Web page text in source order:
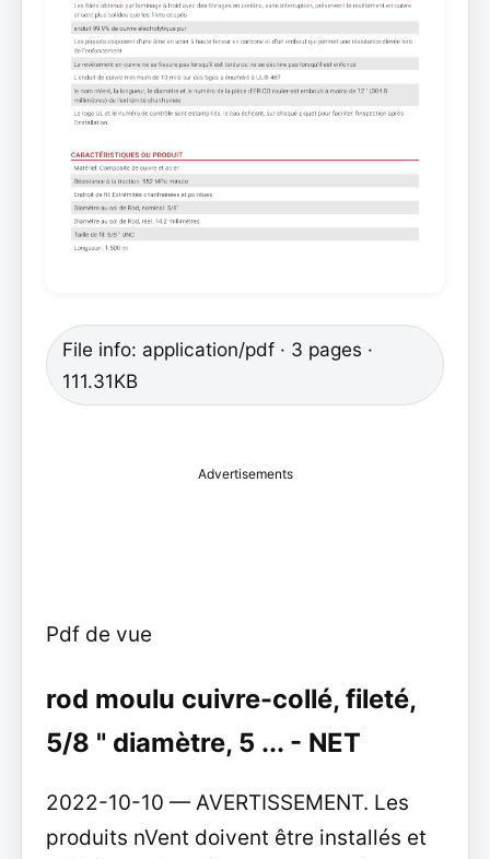
File info: application/pdf · 3 pages ·
111.31KB
Advertisements
Pdf de vue
rod moulu cuivre-collé, fileté,
5/8 " diamètre, 5 ... - NET
2022-10-10 — AVERTISSEMENT. Les
produits nVent doivent être installés et